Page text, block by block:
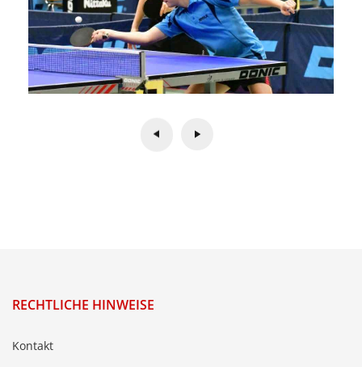
RECHTLICHE HINWEISE
Kontakt